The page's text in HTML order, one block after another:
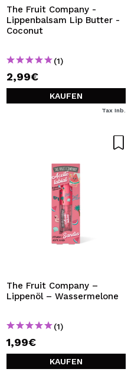
The Fruit Company -
Lippenbalsam Lip Butter -
Coconut
(1)
2,99€
KAUFEN
Tax Inb.
The Fruit Company –
Lippenöl – Wassermelone
(1)
1,99€
KAUFEN